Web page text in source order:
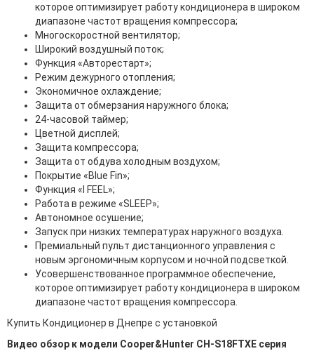
которое оптимизирует работу кондиционера в широком
диапазоне частот вращения компрессора;
Многоскоростной вентилятор;
Широкий воздушный поток;
Функция «Авторестарт»;
Режим дежурного отопления;
Экономичное охлаждение;
Защита oт обмерзания наружного блока;
24-часовой таймер;
Цветной дисплей;
Защита компрессора;
Защита от обдува холодным воздухом;
Покрытие «Blue Fin»;
Функция «I FEEL»;
Работа в режиме «SLEEP»;
Автономное осушение;
Запуск при низких температурах наружного воздуха.
Премиальный пульт дистанционного управления с
новым эргономичным корпусом и ночной подсветкой.
Усовершенствованное программное обеспечение,
которое оптимизирует работу кондиционера в широком
диапазоне частот вращения компрессора.
Купить Кондиционер в Днепре с установкой
Видео обзор к модели Cooper&Hunter CH-S18FTXE серия